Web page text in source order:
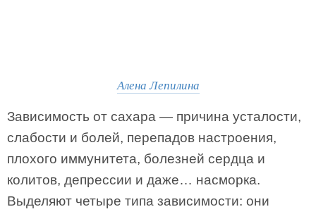
Алена Лепилина
Зависимость от сахара — причина усталости,
слабости и болей, перепадов настроения,
плохого иммунитета, болезней сердца и
колитов, депрессии и даже… насморка.
Выделяют четыре типа зависимости: они